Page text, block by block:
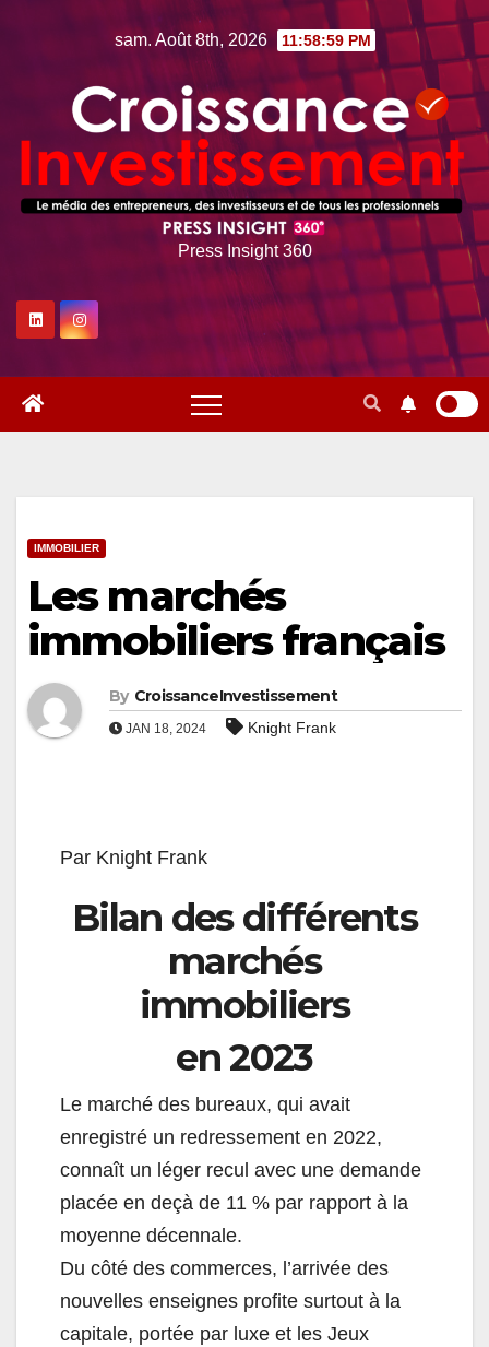
sam. Août 8th, 2026 11:59:00 PM
Press Insight 360
IMMOBILIER
Les marchés
immobiliers français
By CroissanceInvestissement
JAN 18, 2024 Knight Frank
Par Knight Frank
Bilan des différents
marchés
immobiliers
en 2023
Le marché des bureaux, qui avait
enregistré un redressement en 2022,
connaît un léger recul avec une demande
placée en deçà de 11 % par rapport à la
moyenne décennale.
Du côté des commerces, l’arrivée des
nouvelles enseignes profite surtout à la
capitale, portée par luxe et les Jeux